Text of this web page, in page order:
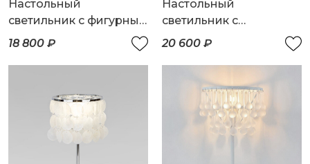
Настольный
светильник с фигурным
стеклом
18 800 ₽
Настольный
светильник с
хрусталем
20 600 ₽